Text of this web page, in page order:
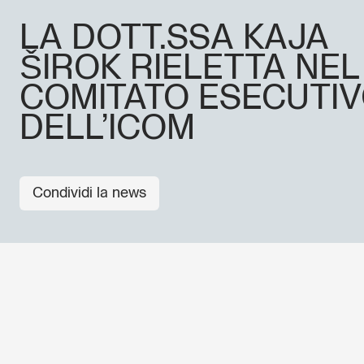
LA DOTT.SSA KAJA
ŠIROK RIELETTA NEL
COMITATO
DELL’ICOM
Condividi la news